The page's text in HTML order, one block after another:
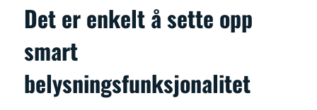
Det er enkelt å sette opp
smart
belysningsfunksjonalitet